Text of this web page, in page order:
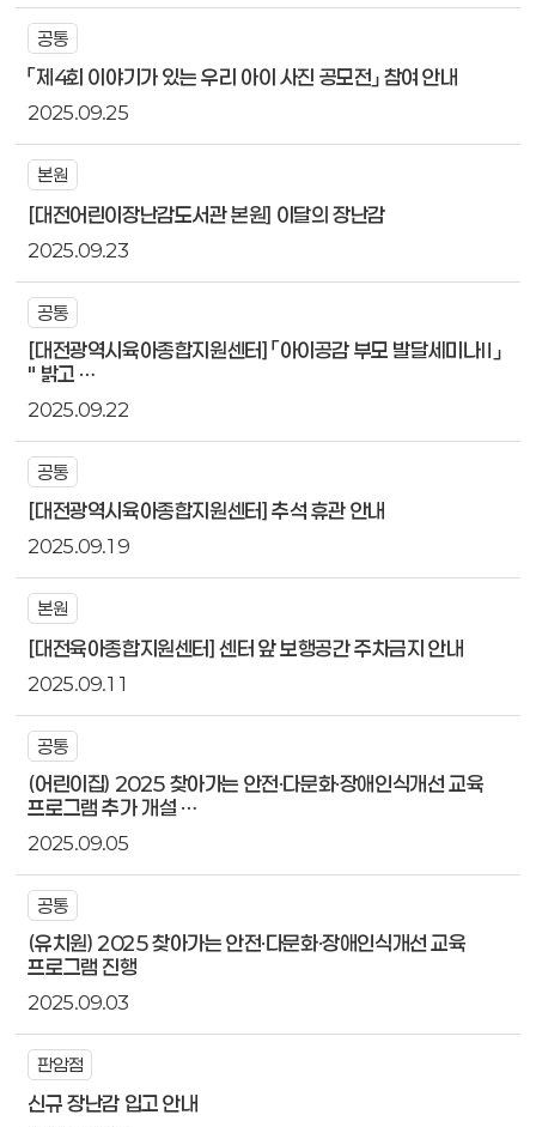
공통
「제4회 이야기가 있는 우리 아이 사진 공모전」 참여 안내
2025.09.25
본원
[대전어린이장난감도서관 본원] 이달의 장난감
2025.09.23
공통
[대전광역시육아종합지원센터] 「아이공감 부모 발달세미나Ⅱ」
" 밝고 …
2025.09.22
공통
[대전광역시육아종합지원센터] 추석 휴관 안내
2025.09.19
본원
[대전육아종합지원센터] 센터 앞 보행공간 주차금지 안내
2025.09.11
공통
(어린이집) 2025 찾아가는 안전·다문화·장애인식개선 교육
프로그램 추가 개설 …
2025.09.05
공통
(유치원) 2025 찾아가는 안전·다문화·장애인식개선 교육
프로그램 진행
2025.09.03
판암점
신규 장난감 입고 안내